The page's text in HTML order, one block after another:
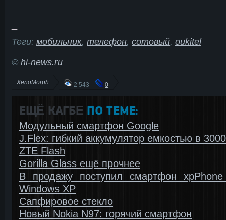
Теги: мобильник, телефон, сотовый, oukitel
© hi-news.ru
XenoMorph 2 543 0
ЕЩЁ КАГБΕ ПО ТЕМЕ:
Модульный смартфон Google
J.Flex: гибкий аккумулятор емкостью в
ZTE Flash
Gorilla Glass ещё прочнее
В продажу поступил смартфон
Windows ХР
Сапфировое стекло
Новый Nokia N97: горячий смартфон